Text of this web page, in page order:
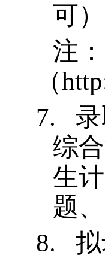
可）
注
（
7.
综
生
题
8.